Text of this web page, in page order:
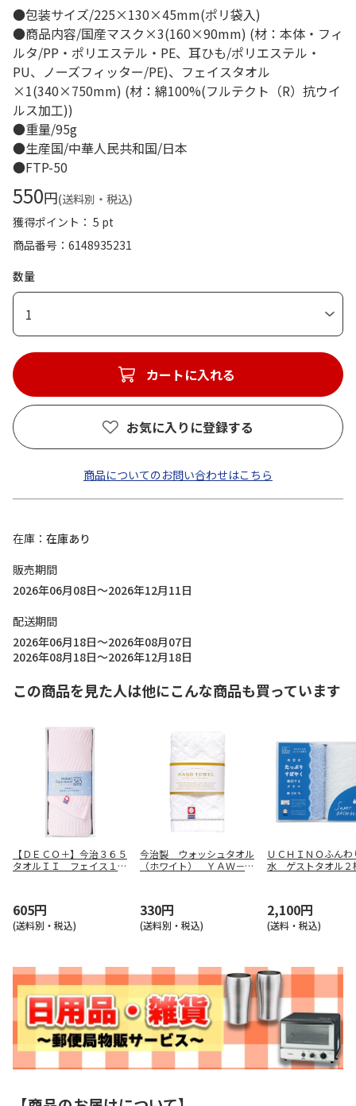
●包装サイズ/225×130×45mm(ポリ袋入)
●商品内容/国産マスク×3(160×90mm) (材：本体・フィ
ルタ/PP・ポリエステル・PE、耳ひも/ポリエステル・
PU、ノーズフィッター/PE)、フェイスタオル
×1(340×750mm) (材：綿100%(フルテクト（R）抗ウイ
ルス加工))
●重量/95g
●生産国/中華人民共和国/日本
●FTP-50
550円(送料別・税込)
獲得ポイント： 5 pt
商品番号
6148935231
数量
1
カートに入れる
お気に入りに登録する
商品についてのお問い合わせはこちら
在庫
在庫あり
販売期間
2026年06月08日～2026年12月11日
配送期間
2026年06月18日～2026年08月07日
2026年08月18日～2026年12月18日
この商品を見た人は他にこんな商品も買っています
【ＤＥＣＯ＋】今治３６５
タオルＩＩ フェイス１Ｐ
605円
(送料別・税込)
今治製 ウォッシュタオル
（ホワイト） ＹＡＷ－Ｗ
330円
(送料別・税込)
ＵＣＨＩＮＯふんわ
水 ゲストタオル２
2,100円
(送料・税込)